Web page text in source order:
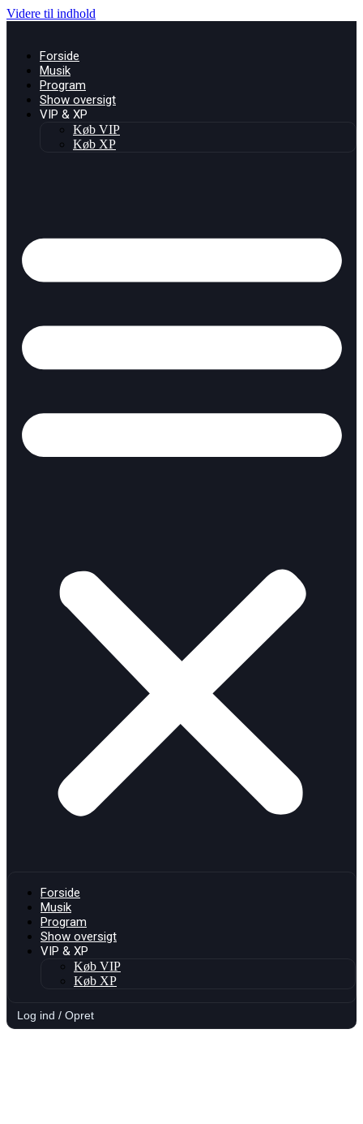
Videre til indhold
Forside
Musik
Program
Show oversigt
VIP & XP
Køb VIP
Køb XP
Forside
Musik
Program
Show oversigt
VIP & XP
Køb VIP
Køb XP
Log ind / Opret